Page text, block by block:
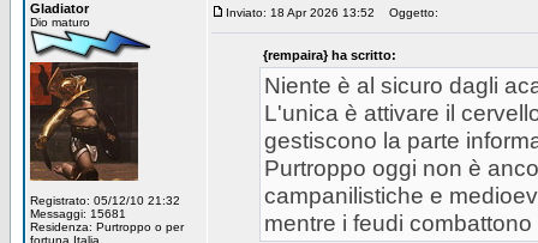
Gladiator
Dio maturo
Registrato: 05/12/10 21:32
Messaggi: 15681
Residenza: Purtroppo o per
fortuna Italia
Inviato: 18 Apr 2026 13:52 Oggetto:
{rempaira} ha scritto:
Niente è al sicuro dagli
L'unica è attivare il
gestiscono la parte
Purtroppo oggi non è
campanilistiche e
mentre i feudi